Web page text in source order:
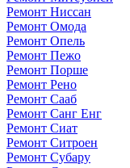
Ремонт Ниссан
Ремонт Омода
Ремонт Опель
Ремонт Пежо
Ремонт Порше
Ремонт Рено
Ремонт Сааб
Ремонт Санг Енг
Ремонт Сиат
Ремонт Ситроен
Ремонт Субару